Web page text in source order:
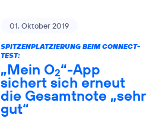
01. Oktober 2019
SPITZENPLATZIERUNG BEIM CONNECT-
TEST:
„Mein O2“-App
sichert sich erneut
die Gesamtnote „sehr
gut“